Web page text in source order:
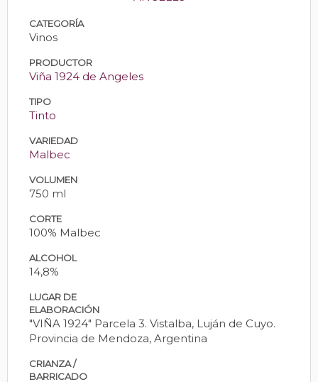
CATEGORÍA
Vinos
PRODUCTOR
Viña 1924 de Angeles
TIPO
Tinto
VARIEDAD
Malbec
VOLUMEN
750 ml
CORTE
100% Malbec
ALCOHOL
14,8%
LUGAR DE
ELABORACIÓN
"VIÑA 1924" Parcela 3. Vistalba, Luján de Cuyo.
Provincia de Mendoza, Argentina
CRIANZA /
BARRICADO